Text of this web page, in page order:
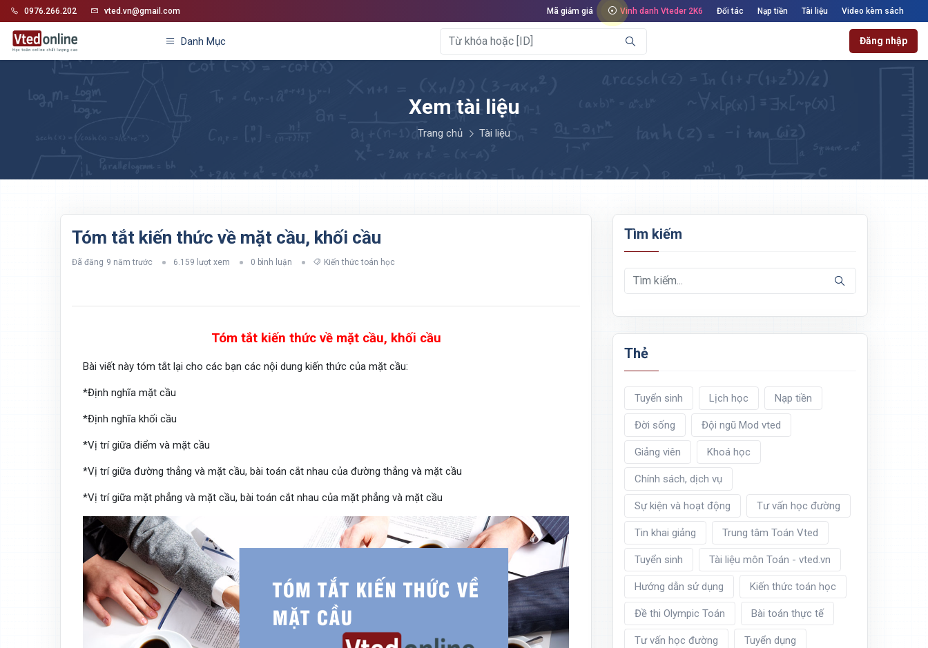
0976.266.202 vted.vn@gmail.com Mã giảm giá Vinh danh Vteder 2K6 Đối tác Nạp tiền Tài liệu Video kèm sách
Danh Mục Đăng nhập
Xem tài liệu
Trang chủ Tài liệu
Tóm tắt kiến thức về mặt cầu, khối cầu
Đã đăng 9 năm trước 6.159 lượt xem 0 bình luận Kiến thức toán học
Tóm tắt kiến thức về mặt cầu, khối cầu
Bài viết này tóm tắt lại cho các bạn các nội dung kiến thức của mặt cầu:
*Định nghĩa mặt cầu
*Định nghĩa khối cầu
*Vị trí giữa điểm và mặt cầu
*Vị trí giữa đường thẳng và mặt cầu, bài toán cắt nhau của đường thẳng và mặt cầu
*Vị trí giữa mặt phẳng và mặt cầu, bài toán cắt nhau của mặt phẳng và mặt cầu
Tìm kiếm
Thẻ
Tuyển sinh Lịch học Nạp tiền
Đời sống Đội ngũ Mod vted
Giảng viên Khoá học
Chính sách, dịch vụ
Sự kiện và hoạt động Tư vấn học đường
Tin khai giảng Trung tâm Toán Vted
Tuyển sinh Tài liệu môn Toán - vted.vn
Hướng dẫn sử dụng Kiến thức toán học
Đề thi Olympic Toán Bài toán thực tế
Tư vấn học đường Tuyển dụng